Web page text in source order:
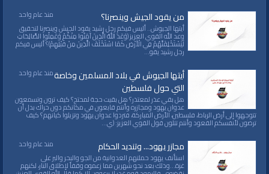
منذ عام واحد
من يقود الجيش وينصرنا؟
أيتها الجيوش.. أليس فيكم رجل رشيد يقود الجيش وينصرنا لتحقيق
وعد الله القوي العزيز ﴿وَعَدَ اللهُ الَّذِينَ آمَنُوا مِنْكُمْ وَعَمِلُوا الصَّالِحَاتِ
لَيَسْتَخْلِفَنَّهُمْ فِي الْأَرْضِ كَمَا اسْتَخْلَفَ الَّذِينَ مِنْ قَبْلِهِمْ﴾؟ أليس فيكم
رجل رشيد يقو...
منذ عام واحدأيتها الجيوش في بلاد المسلمين وخاصة
التي حول فلسطين
هل بقي عذر لمعتذر؟ هل بقيت حجة لمحتج؟ كيف ترون وتسمعون
عدوان يهود ومجازره وأنتم قابعون في مكانكم دون حراك بدل أن
تتوجهوا إلى أرض الرباط، فلسطين، الأرض المباركة، فتردوا عدوان يهود وتزيلوا كيانهم؟ كيف
ترضون لأنفسكم القعود وأنتم تتلون قول القوي العزيز: ﴿ي...
منذ عام واحد
مجازر يهود... وتنديد الحكام
استأنف يهود حملتهم العدوانية من الجو والبحر والبر على
غزة...وذلك بعد نحو شهرين مما زعموه وقفاً لإطلاق النار، لكنهم